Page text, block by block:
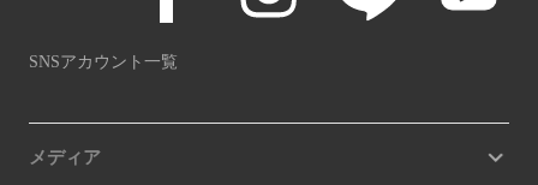
SNSアカウント一覧
メディア